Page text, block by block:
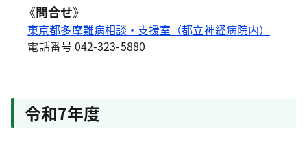
《問合せ》
東京都多摩難病相談・支援室（都立神経病院内）
電話番号 042-323-5880
令和7年度